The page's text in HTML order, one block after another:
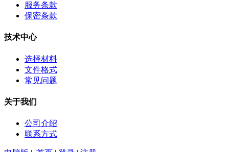
服务条款
保密条款
技术中心
选择材料
文件格式
常见问题
关于我们
公司介绍
联系方式